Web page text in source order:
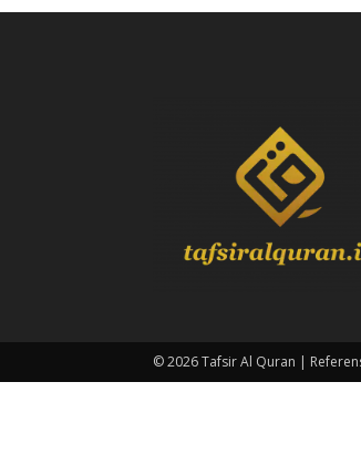
Indonesia
© 2026 Tafsir Al Quran |